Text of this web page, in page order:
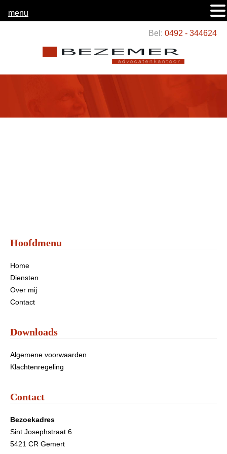
Bel: 0492 - 344624
Hoofdmenu
Home
Diensten
Over mij
Contact
Downloads
Algemene voorwaarden
Klachtenregeling
Contact
Bezoekadres
Sint Josephstraat 6
5421 CR Gemert
menu